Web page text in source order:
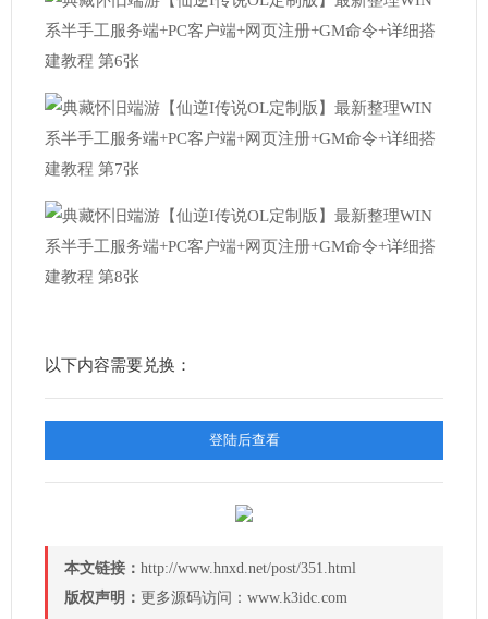
以下内容需要兑换：
登陆后查看
本文链接： http://www.hnxd.net/post/351.html
版权声明： 更多源码访问：www.k3idc.com